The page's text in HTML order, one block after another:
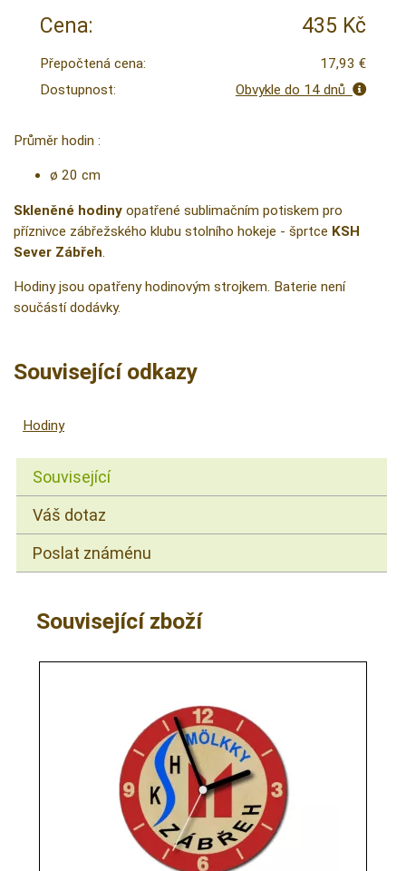
Cena: 435 Kč
Přepočtená cena:
17,93 €
Dostupnost:
Obvykle do 14 dnů
Průměr hodin :
ø 20 cm
Skleněné hodiny opatřené sublimačním potiskem pro
příznivce zábřežského klubu stolního hokeje - šprtce KSH
Sever Zábřeh.
Hodiny jsou opatřeny hodinovým strojkem. Baterie není
součástí dodávky.
Související odkazy
Hodiny
Související
Váš dotaz
Poslat známénu
Související zboží